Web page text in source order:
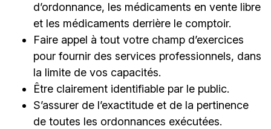
d’ordonnance, les médicaments en vente libre
et les médicaments derrière le comptoir.
Faire appel à tout votre champ d’exercices
pour fournir des services professionnels, dans
la limite de vos capacités.
Être clairement identifiable par le public.
S’assurer de l’exactitude et de la pertinence
de toutes les ordonnances exécutées.